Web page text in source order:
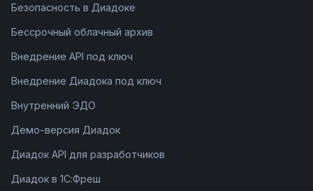
Безопасность в Диадоке
Бессрочный облачный архив
Внедрение API под ключ
Внедрение Диадока под ключ
Внутренний ЭДО
Демо-версия Диадок
Диадок API для разработчиков
Диадок в 1С:Фреш